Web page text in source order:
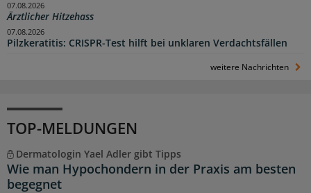
Ärztlicher Hitzehass
07.08.2026
Pilzkeratitis: CRISPR-Test hilft bei unklaren Verdachtsfällen
07.08.2026
weitere Nachrichten
TOP-MELDUNGEN
Dermatologin Yael Adler gibt Tipps
Wie man Hypochondern in der Praxis am besten
begegnet